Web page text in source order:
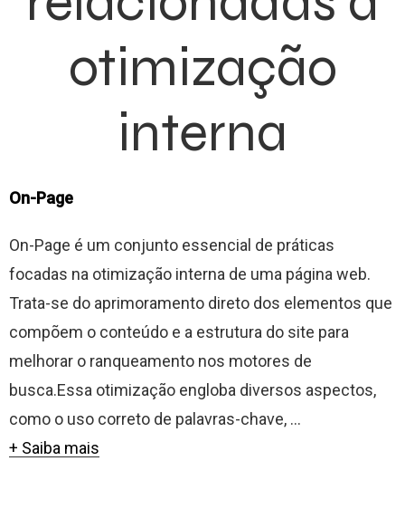
otimização
interna
On-Page
On-Page é um conjunto essencial de práticas
focadas na otimização interna de uma página web.
Trata-se do aprimoramento direto dos elementos que
compõem o conteúdo e a estrutura do site para
melhorar o ranqueamento nos motores de
busca.Essa otimização engloba diversos aspectos,
como o uso correto de palavras-chave, ...
+ Saiba mais